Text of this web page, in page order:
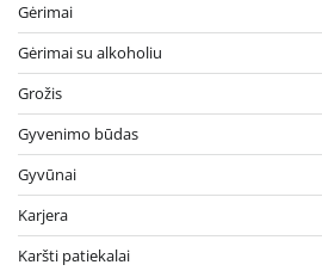
Gėrimai
Gėrimai su alkoholiu
Grožis
Gyvenimo būdas
Gyvūnai
Karjera
Karšti patiekalai